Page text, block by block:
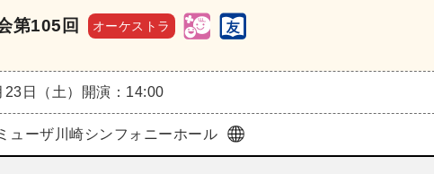
第105回 オーケストラ
日（土） 開演：14:00
ミューザ川崎シンフォニーホール